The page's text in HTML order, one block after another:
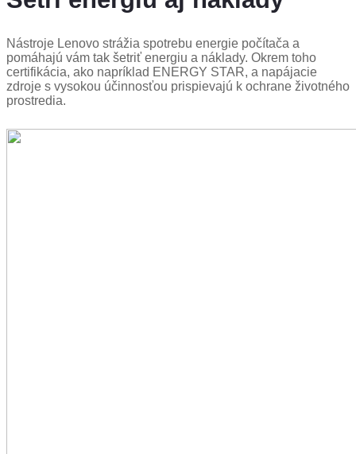
Nástroje Lenovo strážia spotrebu energie počítača a
pomáhajú vám tak šetriť energiu a náklady. Okrem toho
certifikácia, ako napríklad ENERGY STAR, a napájacie
zdroje s vysokou účinnosťou prispievajú k ochrane životného
prostredia.